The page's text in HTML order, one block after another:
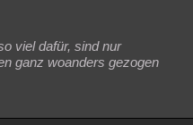
Gaming Filme
viel dafür, sind nur
ganz woanders gezogen